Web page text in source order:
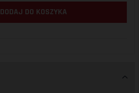
DODAJ DO KOSZYKA